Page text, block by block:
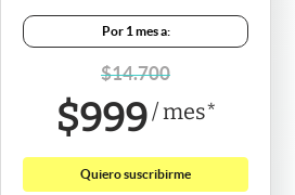
Por 1 mes a:
$14.700
$999/mes*
Quiero suscribirme